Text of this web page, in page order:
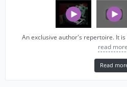
An exclusive author's repertoire. It
read
Read